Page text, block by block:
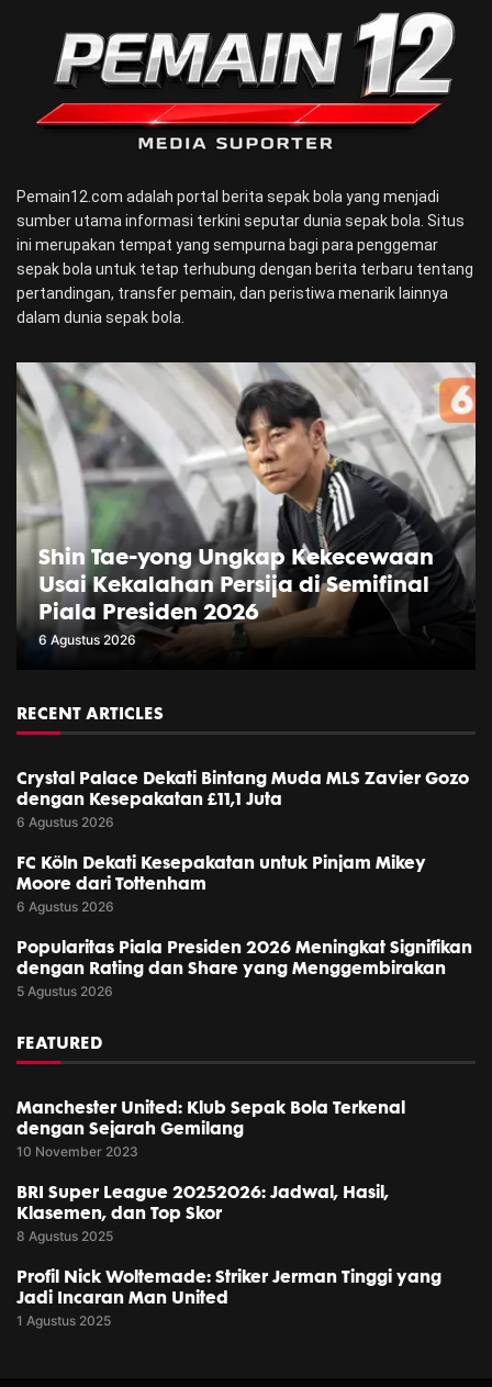
Pemain12.com adalah portal berita sepak bola yang menjadi
sumber utama informasi terkini seputar dunia sepak bola. Situs
ini merupakan tempat yang sempurna bagi para penggemar
sepak bola untuk tetap terhubung dengan berita terbaru tentang
pertandingan, transfer pemain, dan peristiwa menarik lainnya
dalam dunia sepak bola.
Shin Tae-yong Ungkap Kekecewaan
Usai Kekalahan Persija di Semifinal
Piala Presiden 2026
6 Agustus 2026
RECENT ARTICLES
Crystal Palace Dekati Bintang Muda MLS Zavier Gozo
dengan Kesepakatan £11,1 Juta
6 Agustus 2026
FC Köln Dekati Kesepakatan untuk Pinjam Mikey
Moore dari Tottenham
6 Agustus 2026
Popularitas Piala Presiden 2026 Meningkat Signifikan
dengan Rating dan Share yang Menggembirakan
5 Agustus 2026
FEATURED
Manchester United: Klub Sepak Bola Terkenal
dengan Sejarah Gemilang
10 November 2023
BRI Super League 20252026: Jadwal, Hasil,
Klasemen, dan Top Skor
8 Agustus 2025
Profil Nick Woltemade: Striker Jerman Tinggi yang
Jadi Incaran Man United
1 Agustus 2025